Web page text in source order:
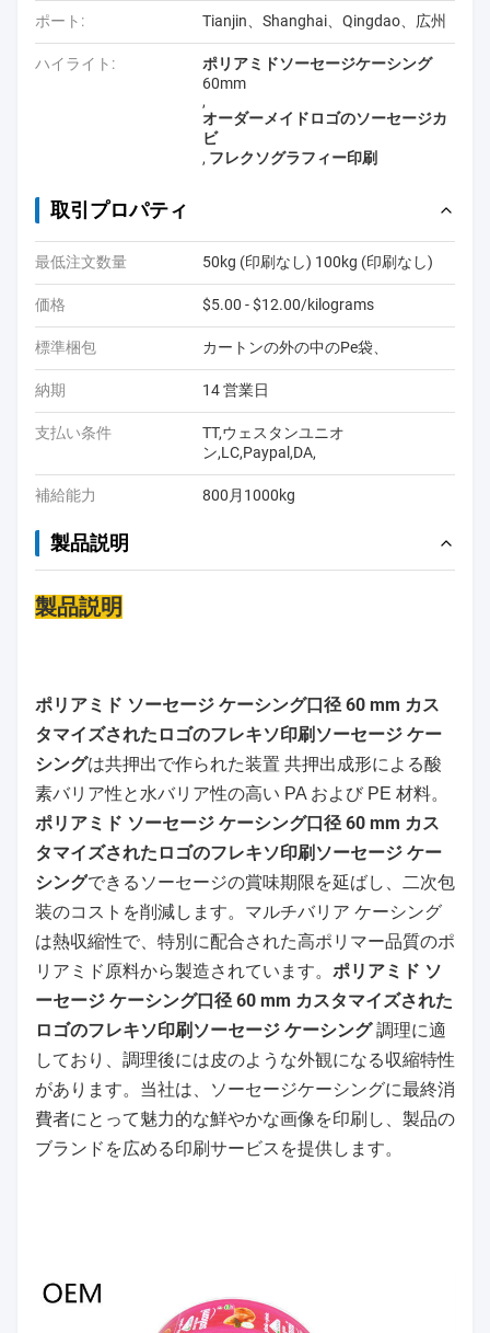
ポート: Tianjin、Shanghai、Qingdao、広州
ハイライト:
ポリアミドソーセージケーシング
60mm
,
オーダーメイドロゴのソーセージカ
ビ
, フレクソグラフィー印刷
取引プロパティ
最低注文数量 50kg (印刷なし) 100kg (印刷なし)
価格 $5.00 - $12.00/kilograms
標準梱包 カートンの外の中のPe袋、
納期 14 営業日
支払い条件
TT,ウェスタンユニオ
ン,LC,Paypal,DA,
補給能力 800月1000kg
製品説明
製品説明
ポリアミド ソーセージ ケーシング口径 60 mm カス
タマイズされたロゴのフレキソ印刷ソーセージ ケー
シングは共押出で作られた装置 共押出成形による酸
素バリア性と水バリア性の高い PA および PE 材料。
ポリアミド ソーセージ ケーシング口径 60 mm カス
タマイズされたロゴのフレキソ印刷ソーセージ ケー
シングできる ソーセージの賞味期限を延ばし、二次包
装のコストを削減します。マルチバリア ケーシング
は熱収縮性で、特別に配合された高ポリマー品質のポ
リアミド原料から製造されています。 ポリアミド ソ
ーセージ ケーシング口径 60 mm カスタマイズされた
ロゴのフレキソ印刷ソーセージ ケーシング 調理に適
しており、調理後には皮のような外観になる収縮特性
があります。当社は、ソーセージケーシングに最終消
費者にとって魅力的な鮮やかな画像を印刷し、製品の
ブランドを広める印刷サービスを提供します。